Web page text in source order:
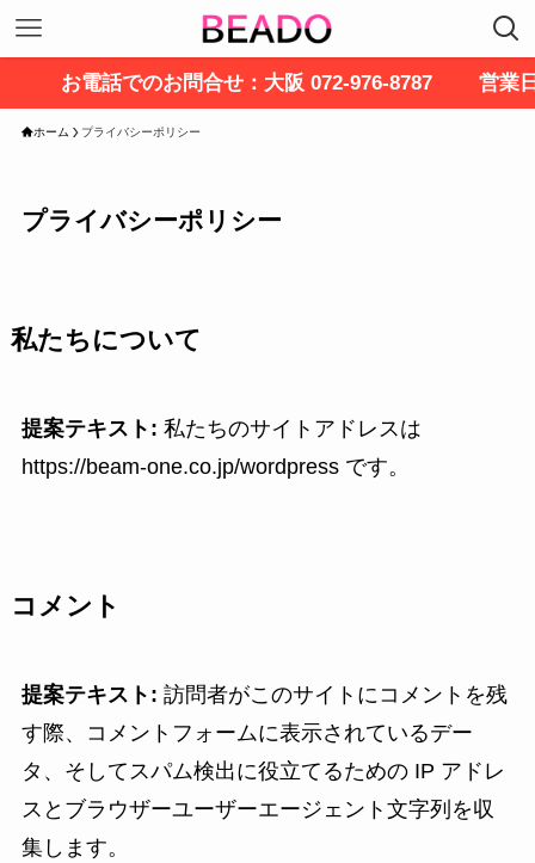
お電話でのお問合せ：大阪 072-976-8787 営業日
ホーム プライバシーポリシー
プライバシーポリシー
私たちについて
提案テキスト: 私たちのサイトアドレスは
https://beam-one.co.jp/wordpress です。
コメント
提案テキスト: 訪問者がこのサイトにコメントを残
す際、コメントフォームに表示されているデー
タ、そしてスパム検出に役立てるための IP アドレ
スとブラウザーユーザーエージェント文字列を収
集します。